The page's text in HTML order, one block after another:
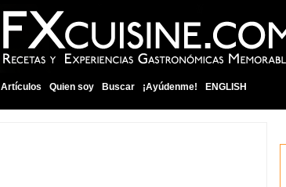
Artículos Quien soy Buscar ¡Ayúdenme! ENGLISH